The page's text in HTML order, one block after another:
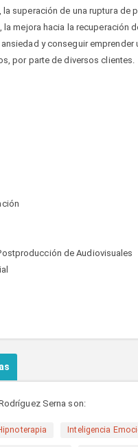
superación de una ruptura de
mejora hacia la recuperación
y conseguir
por parte de diversos clientes.
de Audiovisuales
Serna son:
Inteligencia